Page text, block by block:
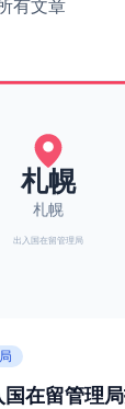
有文章
在留管理